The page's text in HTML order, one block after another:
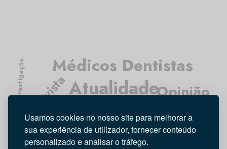
Usamos cookies no nosso site para melhorar a
sua experiência de utilizador, fornecer conteúdo
personalizado e analisar o tráfego.
Atualidade
Médicos Dentistas
Entrevista Opinião
Tecnologia
Investigação